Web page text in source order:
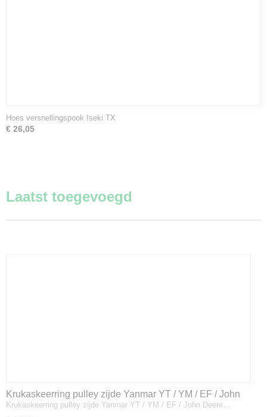
Hoes versnellingspook Iseki TX
€ 26,05
Laatst toegevoegd
Krukaskeerring pulley zijde Yanmar YT / YM / EF / John
Deere - 119934-01800
Krukaskeerring pulley zijde Yanmar YT / YM / EF / John Deere…